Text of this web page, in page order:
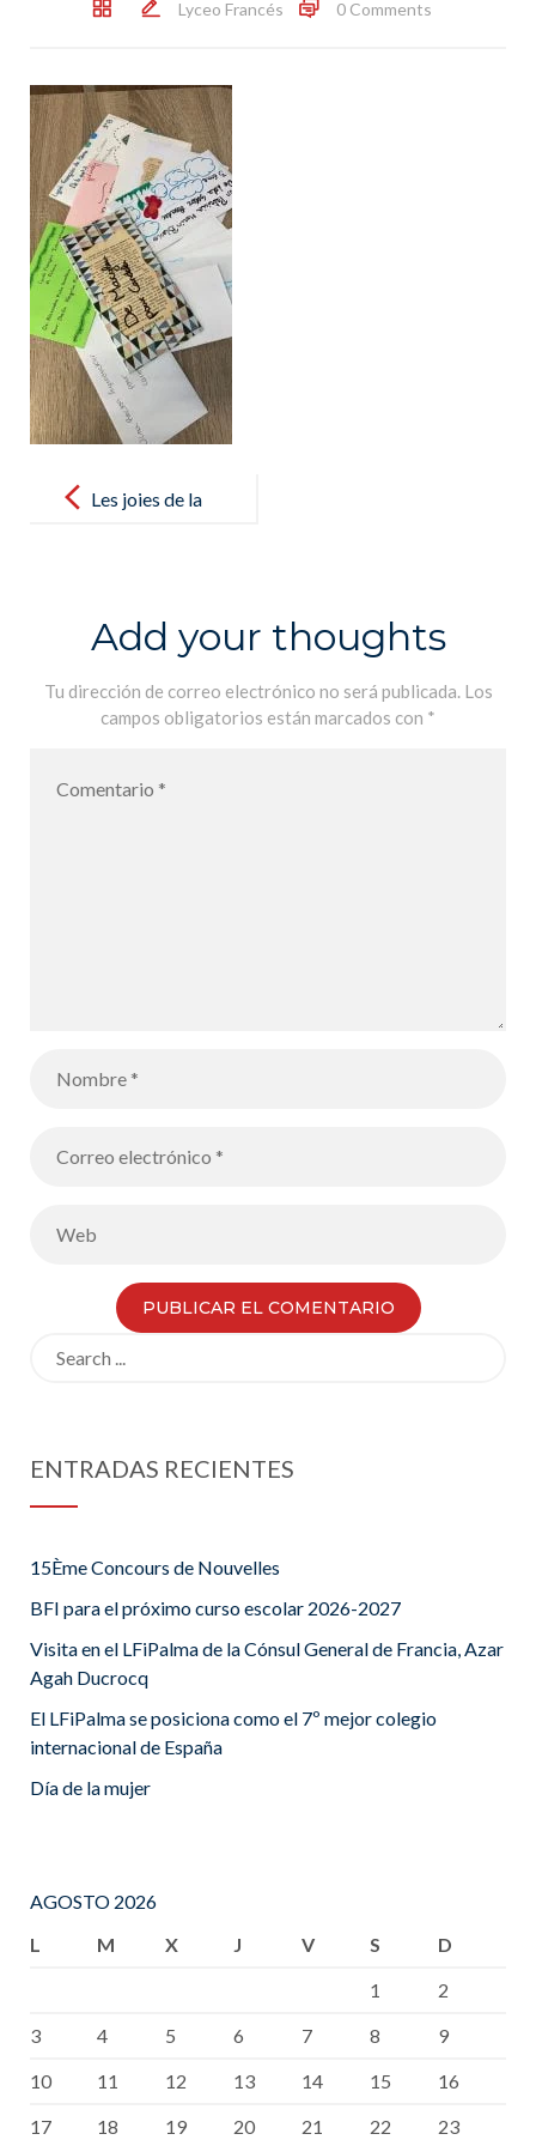
Lyceo Francés 0 Comments
navigationLes joies de la
de la
corresponden
cia «en papel»
Add your thoughts
Tu dirección de correo electrónico no será publicada. Los
campos obligatorios están marcados con *
ENTRADAS RECIENTES
15Ème Concours de Nouvelles
BFI para el próximo curso escolar 2026-2027
Visita en el LFiPalma de la Cónsul General de Francia, Azar
Agah Ducrocq
El LFiPalma se posiciona como el 7º mejor colegio
internacional de España
Día de la mujer
AGOSTO 2026
L
M X J V S
D
1
2
3
4 5 6 7 8
9
10
11 12 13 14 15
16
17
18 19 20 21 22 23